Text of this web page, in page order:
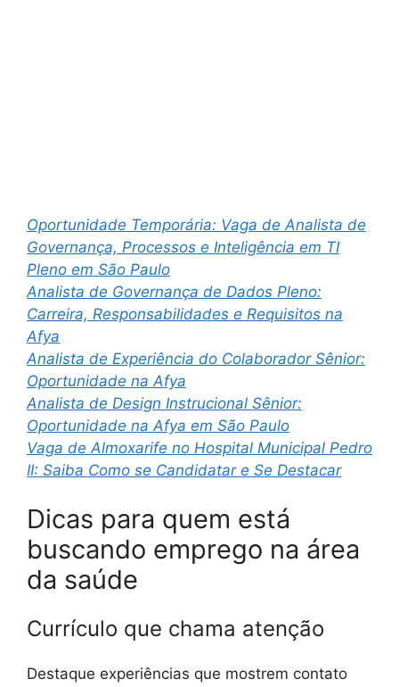
Oportunidade Temporária: Vaga de Analista de
Governança, Processos e Inteligência em TI
Pleno em São Paulo
Analista de Governança de Dados Pleno:
Carreira, Responsabilidades e Requisitos na
Afya
Analista de Experiência do Colaborador Sênior:
Oportunidade na Afya
Analista de Design Instrucional Sênior:
Oportunidade na Afya em São Paulo
Vaga de Almoxarife no Hospital Municipal Pedro
II: Saiba Como se Candidatar e Se Destacar
Dicas para quem está
buscando emprego na área
da saúde
Currículo que chama atenção
Destaque experiências que mostrem contato